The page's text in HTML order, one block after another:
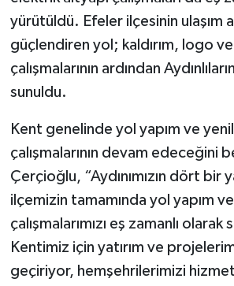
yürütüldü. Efeler ilçesinin ulaşım
güçlendiren yol; kaldırım, logo
çalışmalarının ardından
sunuldu.
Kent genelinde yol yapım ve
çalışmalarının devam edeceğini
Çerçioğlu, “Aydınımızın dört bir
ilçemizin tamamında yol yapım
çalışmalarımızı eş zamanlı
Kentimiz için yatırım ve
geçiriyor, hemşehrilerimizi